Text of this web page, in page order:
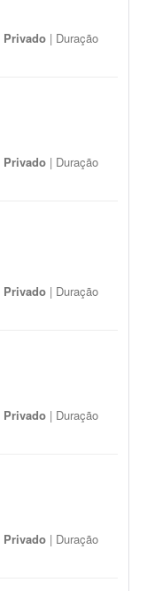
Privado | Duração
Privado | Duração
Privado | Duração
Privado | Duração
Privado | Duração